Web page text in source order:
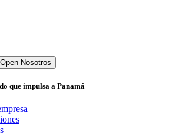
Open Nosotros
que impulsa a Panamá